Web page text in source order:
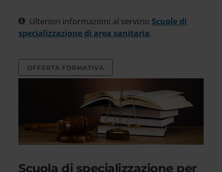
Ulteriori informazioni al servizio Scuole di
specializzazione di area sanitaria.
OFFERTA FORMATIVA
Scuola di specializzazione per